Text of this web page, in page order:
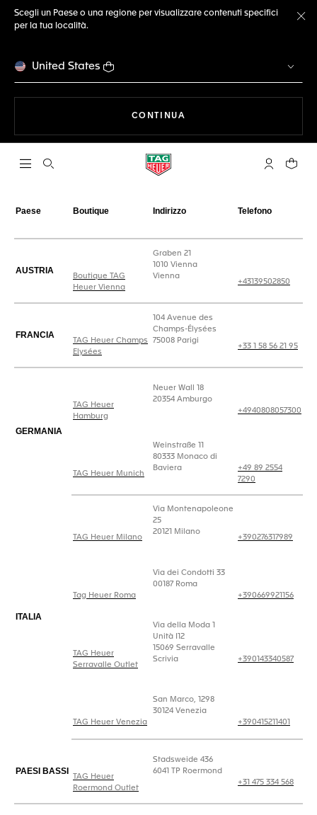
Scegli un Paese o una regione per visualizzare contenuti specifici
per la tua località.
United States
CONTINUA
Apri la ricerca L'account
Il tuo
Paese Boutique Indirizzo Telefono
AUSTRIA
Boutique TAG
Heuer Vienna
Graben 21
1010 Vienna
Vienna
+43139502850
FRANCIA
TAG Heuer Champs
Elysées
104 Avenue des
Champs-Élysées
75008 Parigi
+33 1 58 56 21 95
GERMANIA
TAG Heuer
Hamburg
Neuer Wall 18
20354 Amburgo
+4940808057300
TAG Heuer Munich
Weinstraße 11
80333 Monaco di
Baviera
+49 89 2554
7290
ITALIA
TAG Heuer Milano
Via Montenapoleone
25
20121 Milano
+390276317989
Tag Heuer Roma
Via dei Condotti 33
00187 Roma
+390669921156
TAG Heuer
Serravalle Outlet
Via della Moda 1
Unità I12
15069 Serravalle
Scrivia
+390143340587
TAG Heuer Venezia
San Marco, 1298
30124 Venezia
+390415211401
PAESI BASSI
TAG Heuer
Roermond Outlet
Stadsweide 436
6041 TP Roermond
+31 475 334 568